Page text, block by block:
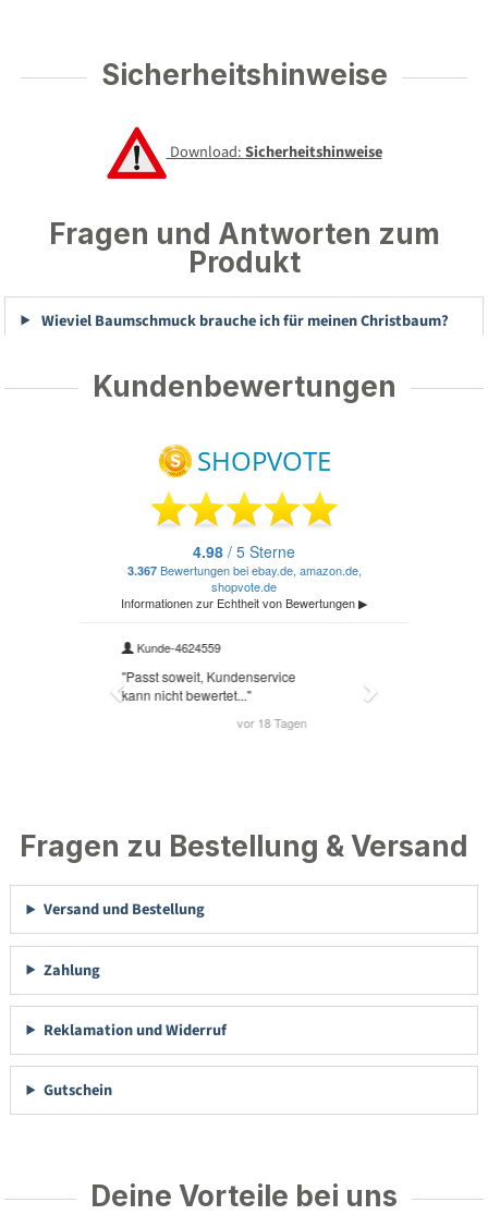
Sicherheitshinweise
Download:Sicherheitshinweise
Fragen und Antworten zum
Produkt
Wieviel Baumschmuck brauche ich für meinen Christbaum?
Kundenbewertungen
Fragen zu Bestellung & Versand
Versand und Bestellung
Zahlung
Reklamation und Widerruf
Gutschein
Deine Vorteile bei uns